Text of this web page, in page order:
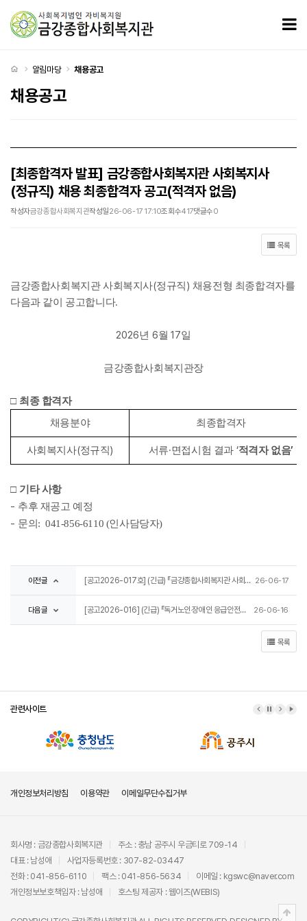
처음으로
알림마당 채용공고
채용공고
[최종합격자 발표] 금강종합사회복지관 사회복지사
(정규직) 채용 최종합격자 공고(적격자 없음)
작성자금강종합사회복지관작성일26-06-17 17:10조회수417댓글수0
목록
금강종합사회복지관 사회복지사(정규직) 채용전형 최종합격자를
다음과 같이 공고합니다.
2026년 6월 17일
금강종합사회복지관장
□ 최종 합격자
채용분야
최종합격자
사회복지사(정규직) 서류·면접시험 결과 ‘적격자 없음’
□ 기타 사항
­- 추후 재공고 예정
- 문의: 041-856-6110 (인사담당자)
이전글 [공고2026-017호] (긴급) 『금강종합사회복지관 사회복지사(정규직) 채용 재공고』 26-06-17
다음글 [공고2026-016] (긴급) 『독거노인‧장애인 응급안전안심서비스』 응급관리요원(계약직/전담인력) 채용 재공고 26-06-16
목록
관련사이트 이전 배너
배너 정지
다음 배
배
개인정보처리방침 이용약관 이메일무단수집거부
회사명 : 금강종합사회복지관
주소 : 충남 공주시 우금티로 709-14
대표 : 남성애
사업자등록번호 : 307-82-03447
전화 : 041-856-6110
팩스 : 041-856-5634
이메일 : kgswc@naver.com
개인정보보호책임자 : 남성애
호스팅 제공자 :웹이즈(WEBIS)